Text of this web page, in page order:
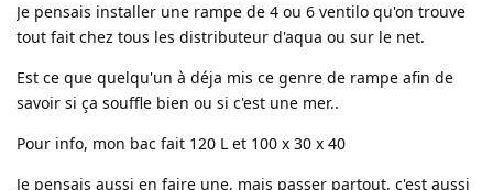
Je pensais installer une rampe de 4 ou 6 ventilo qu'on trouve
tout fait chez tous les distributeur d'aqua ou sur le net.
Est ce que quelqu'un à déja mis ce genre de rampe afin de
savoir si ça souffle bien ou si c'est une mer..
Pour info, mon bac fait 120 L et 100 x 30 x 40
Je pensais aussi en faire une, mais passer partout, c'est aussi